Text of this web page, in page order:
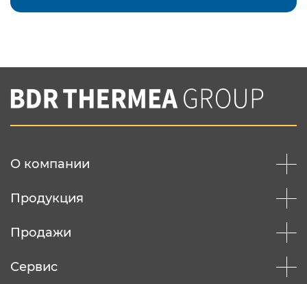
Подтвердить e-mail
Вы соглашаетесь с нашей политикой
конфеденциальности
О компании
Продукция
Продажи
Сервис